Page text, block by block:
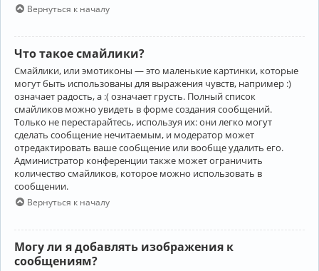
Вернуться к началу
Что такое смайлики?
Смайлики, или эмотиконы — это маленькие картинки, которые
могут быть использованы для выражения чувств, например :)
означает радость, а :( означает грусть. Полный список
смайликов можно увидеть в форме создания сообщений.
Только не перестарайтесь, используя их: они легко могут
сделать сообщение нечитаемым, и модератор может
отредактировать ваше сообщение или вообще удалить его.
Администратор конференции также может ограничить
количество смайликов, которое можно использовать в
сообщении.
Вернуться к началу
Могу ли я добавлять изображения к
сообщениям?